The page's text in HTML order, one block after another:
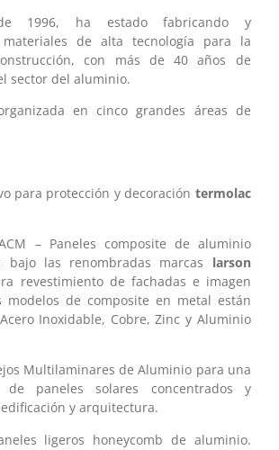
1996, ha estado fabricando y
materiales de alta tecnología para la
con más de 40 años de
sector del aluminio.
en cinco grandes áreas de
para protección y decoración termolac
– Paneles composite de aluminio
bajo las renombradas marcas larson
revestimiento de fachadas e imagen
modelos de composite en metal están
Inoxidable, Cobre, Zinc y Aluminio
Multilaminares de Aluminio para una
de paneles solares concentrados y
y arquitectura.
ligeros honeycomb de aluminio.